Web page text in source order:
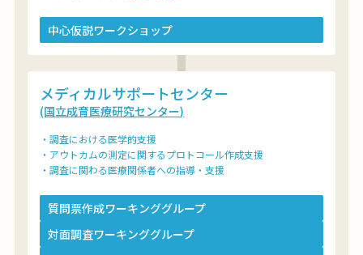
中心仮説ワークショップ
メディカルサポートセンター
(国立成育医療研究センター)
・調査における医学的支援
・アウトカムの測定に関するプロトコール作成支援
・調査に関わる医療関係者への指導・支援
質問票作成ワーキンググループ
対面調査ワーキンググループ